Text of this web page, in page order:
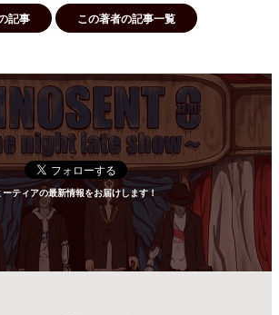
記事 この著者の記事一覧
ーティアの最新情報をお届けします！